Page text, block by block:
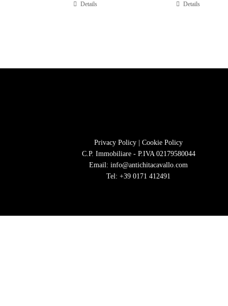
Details Details
Privacy Policy
Cookie Policy
C.P. Immobiliare - P.IVA 02179580044
Email: info@antichitacavallo.com
Tel: +39 0171 412491